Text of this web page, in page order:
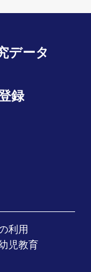
データ
録
利用
児教育